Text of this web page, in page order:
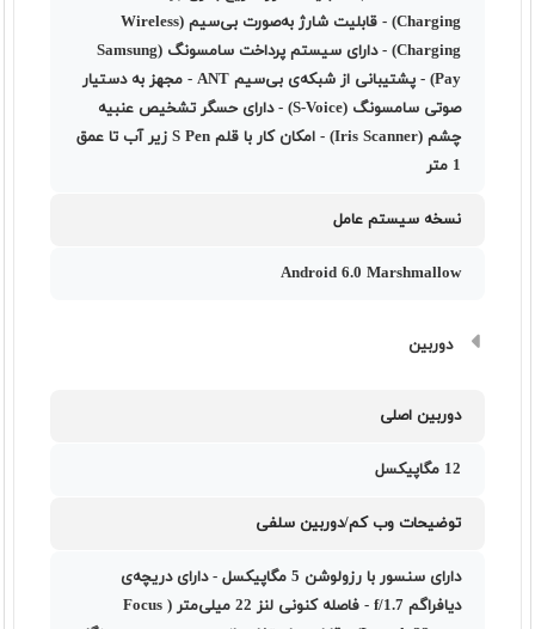
Charging) - قابلیت شارژ به‌صورت بی‌سیم (Wireless
Charging) - دارای سیستم پرداخت سامسونگ (Samsung
Pay) - پشتیبانی از شبکه‌ی بی‌سیم ANT - مجهز به دستیار
صوتی سامسونگ (S-Voice) - دارای حسگر تشخیص عنبیه
چشم (Iris Scanner) - امکان کار با قلم S Pen زیر آب تا عمق
1 متر
نسخه سیستم عامل
Android 6.0 Marshmallow
دوربین
دوربین اصلی
12 مگاپیکسل
توضیحات وب کم/دوربین سلفی
دارای سنسور با رزولوشن 5 مگاپیکسل - دارای دریچه‌ی
دیافراگم f/1.7 - فاصله کنونی لنز 22 میلی‌متر ( Focus